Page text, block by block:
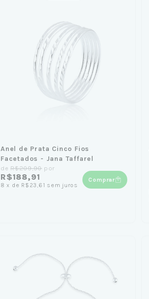
Anel de Prata Cinco Fios
Facetados - Jana Taffarel
deR$209,90 por
R$188,91
8 x de R$23,61 sem juros
Comprar